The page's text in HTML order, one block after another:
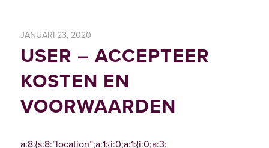
JANUARI 23, 2020
USER – ACCEPTEER
KOSTEN EN
VOORWAARDEN
a:8:{s:8:”location”;a:1:{i:0;a:1:{i:0;a:3: